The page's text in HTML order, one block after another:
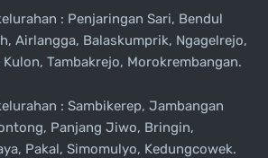
: Penjaringan Sari, Bendul
Airlangga, Balaskumprik, Ngagelrejo,
Tambakrejo, Morokrembangan.
: Sambikerep, Jambangan
Panjang Jiwo, Bringin,
Pakal, Simomulyo, Kedungcowek.